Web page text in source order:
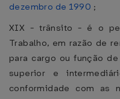
dezembro de 1990 ;
XIX - trânsito - é o
Trabalho, em razão de
para cargo ou função
superior e
conformidade com as